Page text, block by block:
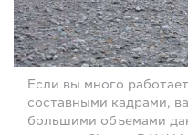
Если вы много
составными кадрами,
большими объемами